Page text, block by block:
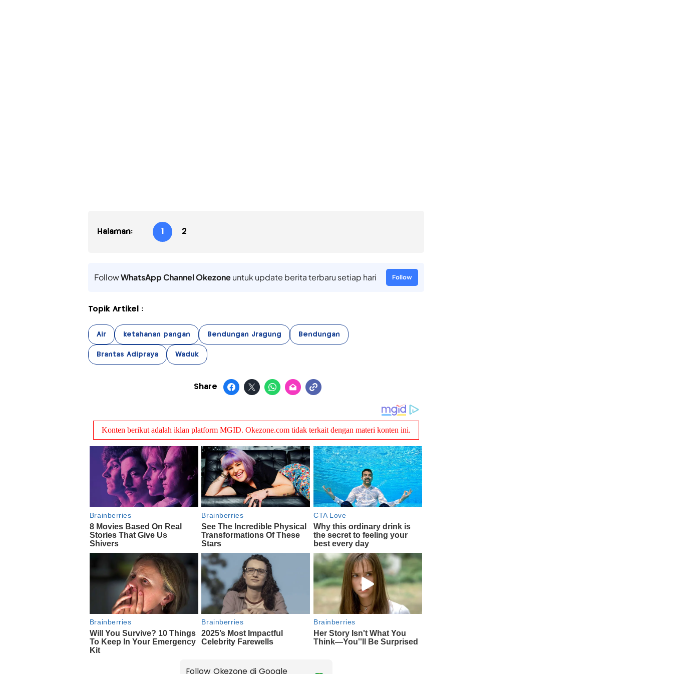
Halaman: 1 2
FollowWhatsApp Channel Okezoneuntuk update berita terbaru setiap hari Follow
Topik Artikel :
Air ketahanan pangan Bendungan Jragung Bendungan
Brantas Adipraya Waduk
Share
Follow Okezone di Google